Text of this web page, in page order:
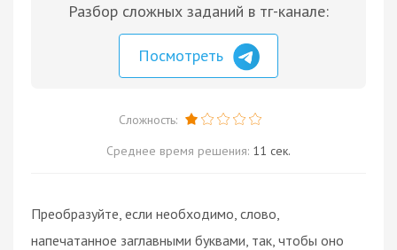
Разбор сложных заданий в тг-канале:
Посмотреть
Сложность:
Среднее время решения: 11 сек.
Преобразуйте, если необходимо, слово,
напечатанное заглавными буквами, так, чтобы оно